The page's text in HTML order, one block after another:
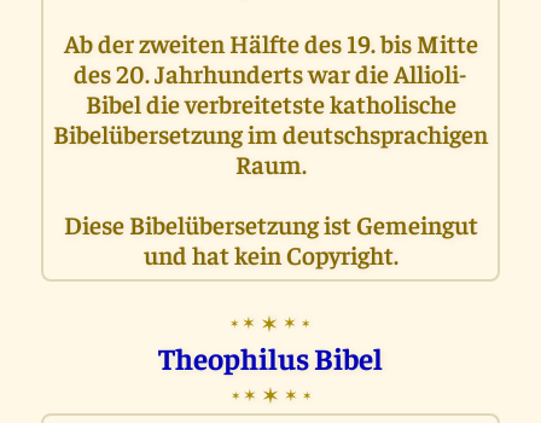
Ab der zweiten Hälfte des 19. bis Mitte
des 20. Jahrhunderts war die Allioli-
Bibel die verbreitetste katholische
Bibelübersetzung im deutschsprachigen
Raum.
Diese Bibelübersetzung ist Gemeingut
und hat kein Copyright.
✶ ✶ ✶ ✶ ✶
Theophilus Bibel
✶ ✶ ✶ ✶ ✶